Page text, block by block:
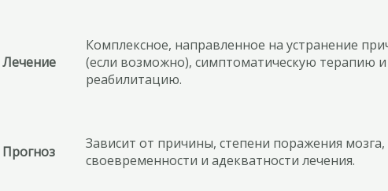
Лечение
Комплексное, направленное на устранение
(если возможно), симптоматическую терапию и
реабилитацию.
Прогноз
Зависит от причины, степени поражения мозга,
своевременности и адекватности лечения.